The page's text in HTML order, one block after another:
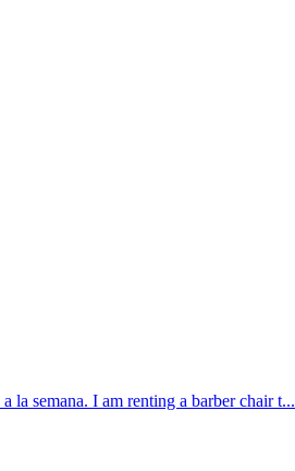
la semana. I am renting a barber chair t...